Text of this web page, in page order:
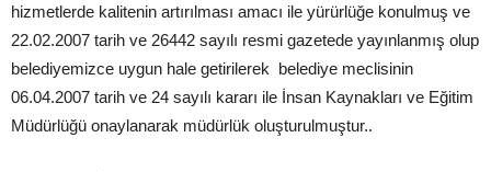
hizmetlerde kalitenin artırılması amacı ile yürürlüğe konulmuş ve
22.02.2007 tarih ve 26442 sayılı resmi gazetede yayınlanmış olup
belediyemizce uygun hale getirilerek belediye meclisinin
06.04.2007 tarih ve 24 sayılı kararı ile İnsan Kaynakları ve Eğitim
Müdürlüğü onaylanarak müdürlük oluşturulmuştur..